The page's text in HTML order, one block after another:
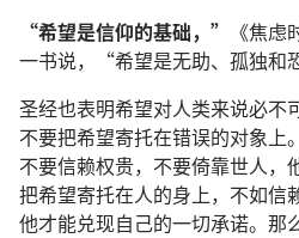
“希望是信仰的基础，” 《焦虑
一书说，“希望是无助、 孤独和
圣经也表明希望对人类来说必不
不要把希望寄托在错误的对象 上。
不要信赖权贵， 不要倚靠世人，
把希望寄托在人的身上， 不如信
他才能兑现自己的一切承诺。 那